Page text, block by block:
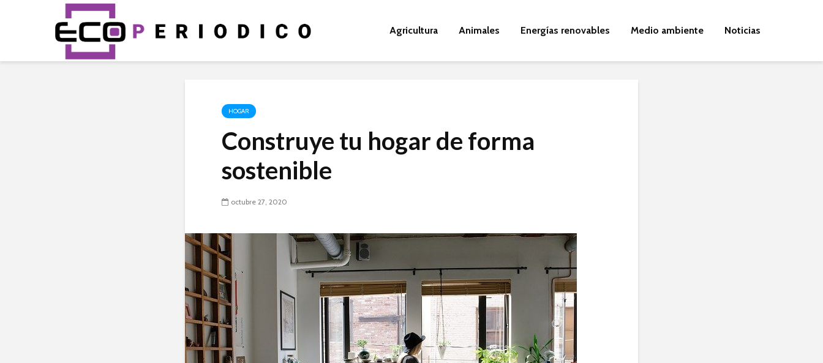
Agricultura Animales Energías renovables Medio ambiente Noticias
HOGAR
Construye tu hogar de forma
sostenible
octubre 27, 2020